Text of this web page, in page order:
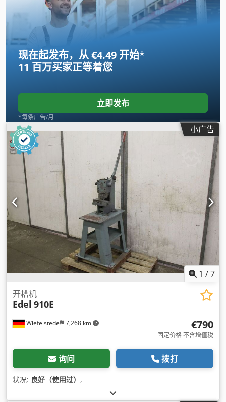
现在起发布，从 €4.49 开始*
11 百万买家正等着您
立即发布
*每条广告/月
小广告
1 /7
Wiefelstede 7,268 km
开槽机
Edel 910E
€790
固定价格 不含增值税
询问 拨打
状况: 良好（使用过） ,